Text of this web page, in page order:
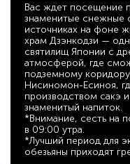
Вас ждет посещение
знаменитые снежные
источниках на фоне
храм Дзэнкодзи —
святилищ Японии с
атмосферой, где
подземному
Нисиномон-Есиноя,
производством сакэ
знаменитый напиток.
*Внимание, сесть на
в 09:00 утра.
*Лучший период для
обезьяны приходят